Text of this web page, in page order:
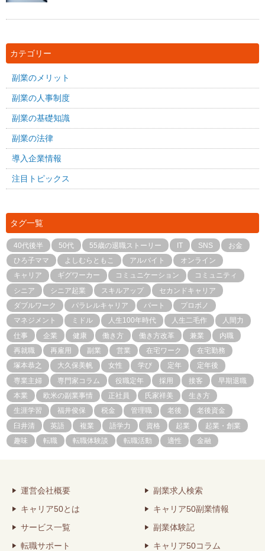
カテゴリー
副業のメリット
副業の人事制度
副業の基礎知識
副業の法律
導入企業情報
注目トピックス
タグ一覧
40代後半 50代 55歳の退職ストーリー IT SNS
お金
ひろ子ママ
よしむらともこ アルバイト
オンライン
キャリア
ギグワーカー コミュニケーション
コミュニティ
シニア
シニア起業 スキルアップ
セカンドキャリア
ダブルワーク
パラレルキャリア パート
プロボノ
マネジメント
ミドル 人生100年時代 人生二毛作
人間力
仕事
企業 健康 働き方 働き方改革 兼業
内職
再就職
再雇用 副業 営業 在宅ワーク
在宅勤務
塚本恭之
大久保美帆 女性 学び 定年
定年後
専業主婦
専門家コラム 役職定年 採用 接客
早期退職
本業
欧米の副業事情 正社員 氏家祥美
生き方
生涯学習
福井俊保 税金 管理職 老後
老後資金
臼井清
英語 複業 語学力 資格 起業
起業・創業
趣味
転職 転職体験談 転職活動 適性 金融
運営会社概要
キャリア50とは
サービス一覧
転職サポート
副業求人検索
キャリア50副業情報
副業体験記
キャリア50コラム